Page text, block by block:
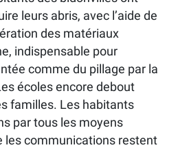
leurs abris, avec l’aide de
des matériaux
indispensable pour
comme du pillage par la
écoles encore debout
familles. Les habitants
par tous les moyens
les communications restent